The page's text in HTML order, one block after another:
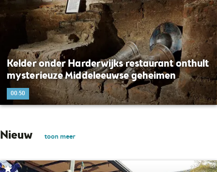
Kelder onder Harderwijks restaurant onthult
mysterieuze Middeleeuwse geheimen
00:50
Nieuw toon meer